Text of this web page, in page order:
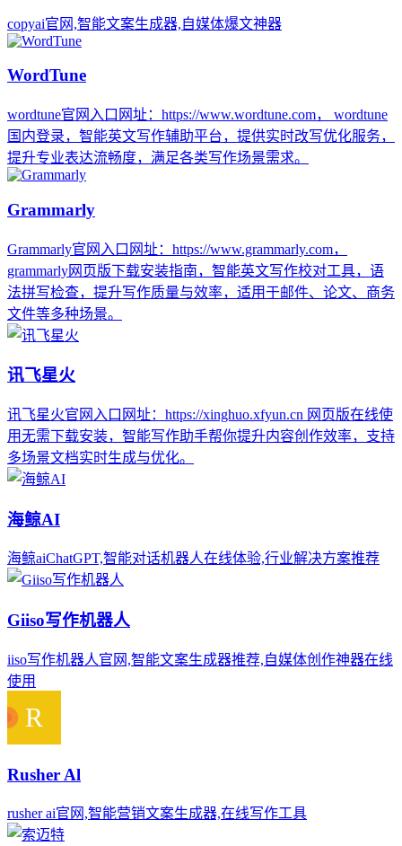
copyai官网,智能文案生成器,自媒体爆文神器
WordTune
wordtune官网入口网址：https://www.wordtune.com， wordtune
国内登录，智能英文写作辅助平台，提供实时改写优化服务，
提升专业表达流畅度，满足各类写作场景需求。
Grammarly
Grammarly官网入口网址：https://www.grammarly.com，
grammarly网页版下载安装指南，智能英文写作校对工具，语
法拼写检查，提升写作质量与效率，适用于邮件、论文、商务
文件等多种场景。
讯飞星火
讯飞星火官网入口网址：https://xinghuo.xfyun.cn 网页版在线使
用无需下载安装，智能写作助手帮你提升内容创作效率，支持
多场景文档实时生成与优化。
海鲸AI
海鲸aiChatGPT,智能对话机器人在线体验,行业解决方案推荐
Giiso写作机器人
iiso写作机器人官网,智能文案生成器推荐,自媒体创作神器在线
使用
Rusher Al
rusher ai官网,智能营销文案生成器,在线写作工具